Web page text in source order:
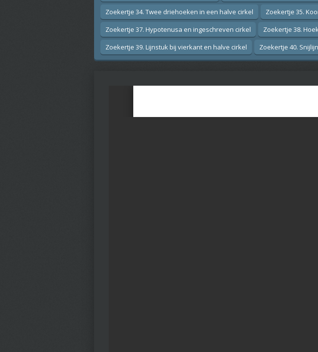
Zoekertje 34. Twee driehoeken in een halve cirkel
Zoekertje 35.
Zoekertje 37. Hypotenusa en ingeschreven cirkel
Zoekertje 38.
Zoekertje 39. Lijnstuk bij vierkant en halve cirkel
Zoekertje 40.